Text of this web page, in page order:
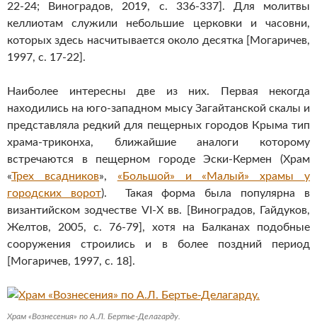
22-24; Виноградов, 2019, с. 336-337]. Для молитвы
келлиотам служили небольшие церковки и часовни,
которых здесь насчитывается около десятка [Могаричев,
1997, с. 17-22].
Наиболее интересны две из них. Первая некогда
находились на юго-западном мысу Загайтанской скалы и
представляла редкий для пещерных городов Крыма тип
храма-триконха, ближайшие аналоги которому
встречаются в пещерном городе Эски-Кермен (Храм
«Трех всадников», «Большой» и «Малый» храмы у
городских ворот). Такая форма была популярна в
византийском зодчестве VI-X вв. [Виноградов, Гайдуков,
Желтов, 2005, с. 76-79], хотя на Балканах подобные
сооружения строились и в более поздний период
[Могаричев, 1997, с. 18].
Храм «Вознесения» по А.Л. Бертье-Делагарду.